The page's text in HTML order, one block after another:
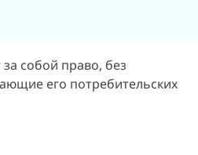
собой право, без
его потребительских